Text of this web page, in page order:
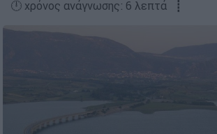
🕛 χρόνος ανάγνωσης: 6 λεπτά ┋